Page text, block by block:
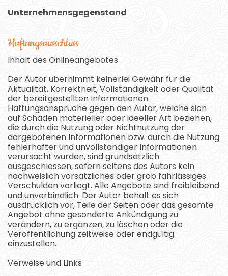
Unternehmensgegenstand
Haftungsausschluss
Inhalt des Onlineangebotes
Der Autor übernimmt keinerlei Gewähr für die
Aktualität, Korrektheit, Vollständigkeit oder Qualität
der bereitgestellten Informationen.
Haftungsansprüche gegen den Autor, welche sich
auf Schäden materieller oder ideeller Art beziehen,
die durch die Nutzung oder Nichtnutzung der
dargebotenen Informationen bzw. durch die Nutzung
fehlerhafter und unvollständiger Informationen
verursacht wurden, sind grundsätzlich
ausgeschlossen, sofern seitens des Autors kein
nachweislich vorsätzliches oder grob fahrlässiges
Verschulden vorliegt. Alle Angebote sind freibleibend
und unverbindlich. Der Autor behält es sich
ausdrücklich vor, Teile der Seiten oder das gesamte
Angebot ohne gesonderte Ankündigung zu
verändern, zu ergänzen, zu löschen oder die
Veröffentlichung zeitweise oder endgültig
einzustellen.
Verweise und Links